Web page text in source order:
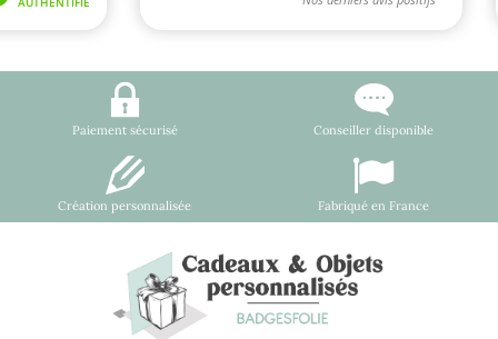
Paiement sécurisé Conseiller disponible
Création personnalisée Fabriqué en France